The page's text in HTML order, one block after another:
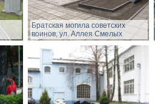
Братская могила советских
воинов, ул. Аллея Смелых